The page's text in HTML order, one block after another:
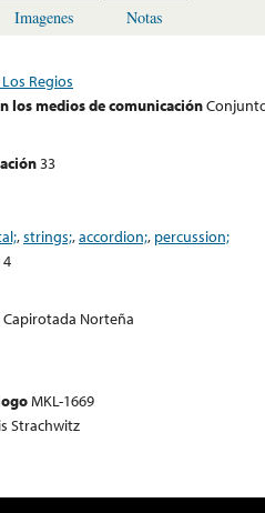
Imagenes Notas
Regios
los medios de comunicación
33
,strings;,accordion;, percussion;
4
Capirotada Norteña
MKL-1669
Strachwitz